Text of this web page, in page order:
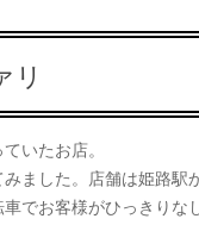
リ
いたお店。
ました。店舗は姫路駅
でお客様がひっきりな